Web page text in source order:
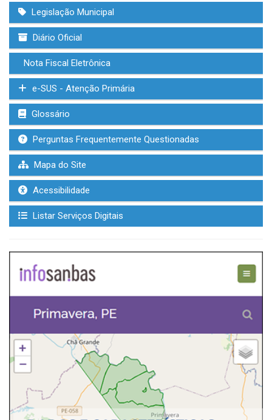
Legislação Municipal
Diário Oficial
Nota Fiscal Eletrônica
e-SUS - Atenção Primária
Glossário
Perguntas Frequentemente Questionadas
Mapa do Site
Acessibilidade
Listar Serviços Digitais